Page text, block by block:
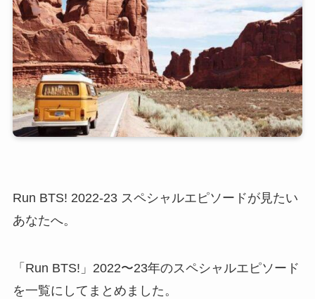
Run BTS! 2022-23 スペシャルエピソードが見たい
あなたへ。
「Run BTS!」2022〜23年のスペシャルエピソード
を一覧にしてまとめました。